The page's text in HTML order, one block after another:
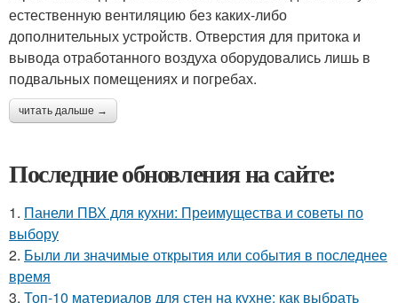
естественную вентиляцию без каких-либо
дополнительных устройств. Отверстия для притока и
вывода отработанного воздуха оборудовались лишь в
подвальных помещениях и погребах.
читать дальше →
Последние обновления на сайте:
1. Панели ПВХ для кухни: Преимущества и советы по
выбору
2. Были ли значимые открытия или события в последнее
время
3. Топ-10 материалов для стен на кухне: как выбрать